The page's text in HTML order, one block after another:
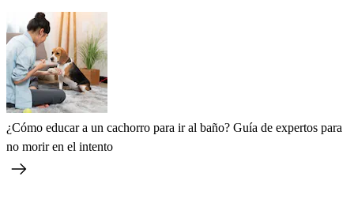
¿Cómo educar a un cachorro para ir al baño? Guía de expertos para
no morir en el intento